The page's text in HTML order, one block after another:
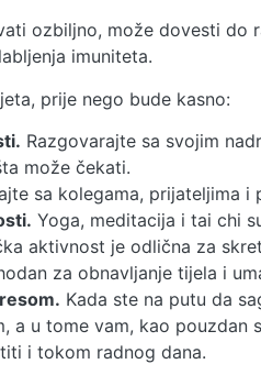
ozbiljno, može dovesti do
imuniteta.
prije nego bude kasno:
Razgovarajte sa svojim
može čekati.
sa kolegama, prijateljima
Yoga, meditacija i tai chi
aktivnost je odlična za
za obnavljanje tijela i
Kada ste na putu da
a u tome vam, kao
i tokom radnog dana.